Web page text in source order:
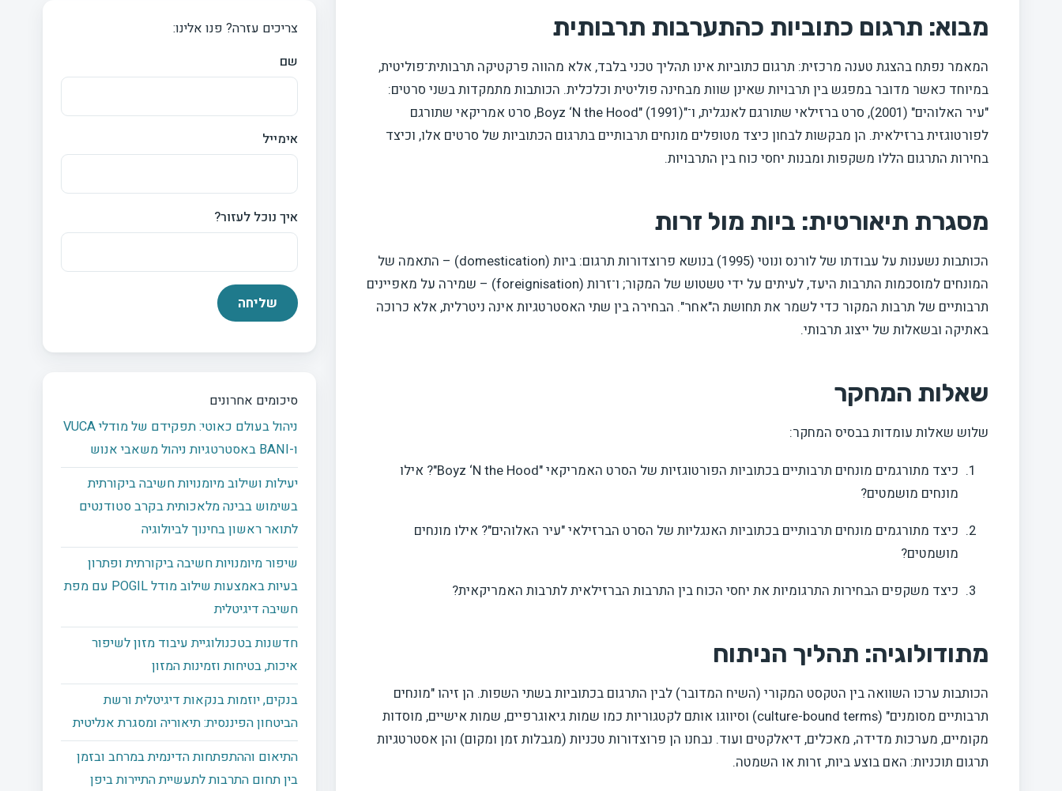
מבוא: תרגום כתוביות כהתערבות תרבותית
המאמר נפתח בהצגת טענה מרכזית: תרגום כתוביות אינו תהליך טכני בלבד, אלא מהווה פרקטיקה תרבותית־פוליטית,
במיוחד כאשר מדובר במפגש בין תרבויות שאינן שוות מבחינה פוליטית וכלכלית. הכותבות מתמקדות בשני סרטים:
"עיר האלוהים" (2001), סרט ברזילאי שתורגם לאנגלית, ו־"Boyz ‘N the Hood" (1991), סרט אמריקאי שתורגם
לפורטוגזית ברזילאית. הן מבקשות לבחון כיצד מטופלים מונחים תרבותיים בתרגום הכתוביות של סרטים אלו, וכיצד
בחירות התרגום הללו משקפות ומבנות יחסי כוח בין התרבויות.
מסגרת תיאורטית: ביות מול זרות
הכותבות נשענות על עבודתו של לורנס ונוטי (1995) בנושא פרוצדורות תרגום: ביות (domestication)
– התאמה של
המונחים למוסכמות התרבות היעד, לעיתים על ידי טשטוש של המקור; ו־זרות (foreignisation)
– שמירה על מאפיינים
תרבותיים של תרבות המקור כדי לשמר את תחושת ה"אחר". הבחירה בין שתי האסטרטגיות אינה ניטרלית, אלא כרוכה
באתיקה ובשאלות של ייצוג תרבותי.
שאלות המחקר
שלוש שאלות עומדות בבסיס המחקר:
כיצד מתורגמים מונחים תרבותיים בכתוביות הפורטוגזיות של הסרט האמריקאי "Boyz ‘N the Hood"? אילו
מונחים מושמטים?
כיצד מתורגמים מונחים תרבותיים בכתוביות האנגליות של הסרט הברזילאי "עיר האלוהים"? אילו מונחים
מושמטים?
כיצד משקפים הבחירות התרגומיות את יחסי הכוח בין התרבות הברזילאית לתרבות האמריקאית?
מתודולוגיה: תהליך הניתוח
הכותבות ערכו השוואה בין הטקסט המקורי (השיח המדובר) לבין התרגום בכתוביות בשתי השפות. הן זיהו "מונחים
תרבותיים מסומנים" (culture-bound terms) וסיווגו אותם לקטגוריות כמו שמות גיאוגרפיים, שמות אישיים, מוסדות
מקומיים, מערכות מדידה, מאכלים, דיאלקטים ועוד. נבחנו הן פרוצדורות טכניות (מגבלות זמן ומקום) והן אסטרטגיות
תרגום תוכניות: האם בוצע ביות, זרות או השמטה.
צריכים עזרה? פנו אלינו:
שם
אימייל
איך נוכל לעזור?
סיכומים אחרונים
ניהול בעולם כאוטי: תפקידם של מודלי VUCA
ו-BANI באסטרטגיות ניהול משאבי אנוש
יעילות ושילוב מיומנויות חשיבה ביקורתית
בשימוש בבינה מלאכותית בקרב סטודנטים
לתואר ראשון בחינוך לביולוגיה
שיפור מיומנויות חשיבה ביקורתית ופתרון
בעיות באמצעות שילוב מודל POGIL עם מפת
חשיבה דיגיטלית
חדשנות בטכנולוגיית עיבוד מזון לשיפור
איכות, בטיחות וזמינות המזון
בנקים, יוזמות בנקאות דיגיטלית ורשת
הביטחון הפיננסית: תיאוריה ומסגרת אנליטית
התיאום וההתפתחות הדינמית במרחב ובזמן
בין תחום התרבות לתעשיית התיירות ביפן